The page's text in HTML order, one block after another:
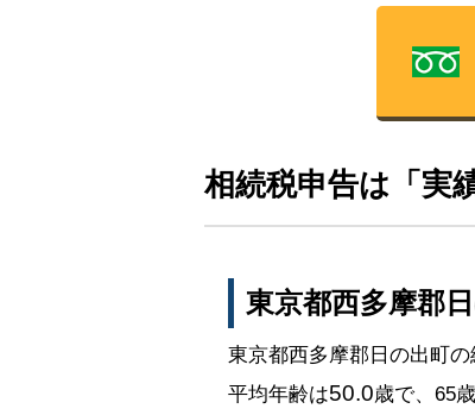
相続税申告は「実
東京都西多摩郡
東京都西多摩郡日の出町の
平均年齢は50.0歳で、65